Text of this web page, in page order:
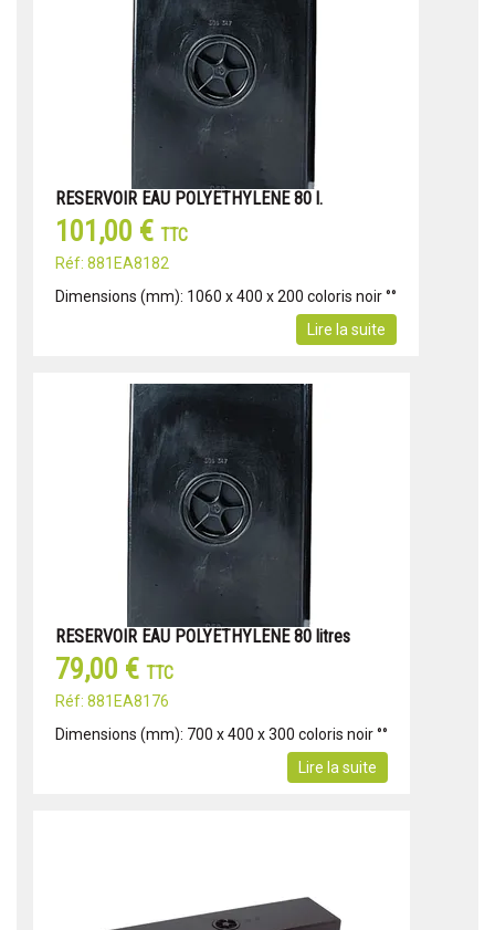
RESERVOIR EAU POLYETHYLENE 80 l.
101,00 € TTC
Réf: 881EA8182
Dimensions (mm): 1060 x 400 x 200 coloris noir °°
Lire la suite
RESERVOIR EAU POLYETHYLENE 80 litres
79,00 € TTC
Réf: 881EA8176
Dimensions (mm): 700 x 400 x 300 coloris noir °°
Lire la suite